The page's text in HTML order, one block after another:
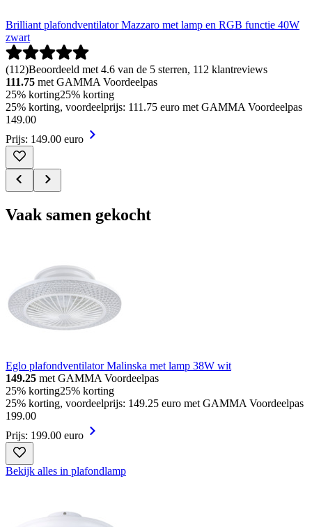
Brilliant plafondventilator Mazzaro met lamp en RGB functie 40W
zwart
(112)Beoordeeld met 4.6 van de 5 sterren, 112 klantreviews
111.75 met GAMMA Voordeelpas
25% korting25% korting
25% korting, voordeelprijs: 111.75 euro met GAMMA Voordeelpas
149.00
Prijs: 149.00 euro
Vaak samen gekocht
Eglo plafondventilator Malinska met lamp 38W wit
149.25 met GAMMA Voordeelpas
25% korting25% korting
25% korting, voordeelprijs: 149.25 euro met GAMMA Voordeelpas
199.00
Prijs: 199.00 euro
Bekijk alles in plafondlamp